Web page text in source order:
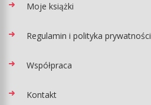
Moje książki
Regulamin i polityka prywatności
Współpraca
Kontakt